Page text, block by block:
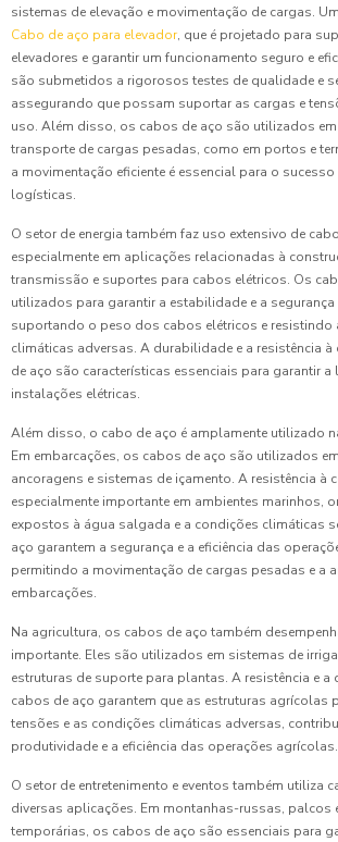
sistemas de elevação e movimentação de cargas.
Cabo de aço para elevador, que é projetado para
elevadores e garantir um funcionamento seguro e
são submetidos a rigorosos testes de qualidade e
assegurando que possam suportar as cargas e
uso. Além disso, os cabos de aço são utilizados
transporte de cargas pesadas, como em portos e
a movimentação eficiente é essencial para o
logísticas.
O setor de energia também faz uso extensivo de
especialmente em aplicações relacionadas à
transmissão e suportes para cabos elétricos. Os
utilizados para garantir a estabilidade e a
suportando o peso dos cabos elétricos e resistindo
climáticas adversas. A durabilidade e a resistência
de aço são características essenciais para garantir
instalações elétricas.
Além disso, o cabo de aço é amplamente utilizado
Em embarcações, os cabos de aço são utilizados
ancoragens e sistemas de içamento. A resistência à
especialmente importante em ambientes marinhos,
expostos à água salgada e a condições climáticas
aço garantem a segurança e a eficiência das
permitindo a movimentação de cargas pesadas e a
embarcações.
Na agricultura, os cabos de aço também
importante. Eles são utilizados em sistemas de
estruturas de suporte para plantas. A resistência e
cabos de aço garantem que as estruturas agrícolas
tensões e as condições climáticas adversas,
produtividade e a eficiência das operações agrícolas.
O setor de entretenimento e eventos também utiliza
diversas aplicações. Em montanhas-russas, palcos
temporárias, os cabos de aço são essenciais para